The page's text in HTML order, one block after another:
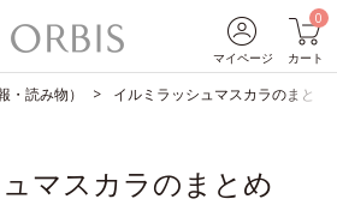
マイページ
0
カート
・読み物） イルミラッシュマスカラのまとめ
マスカラのまとめ